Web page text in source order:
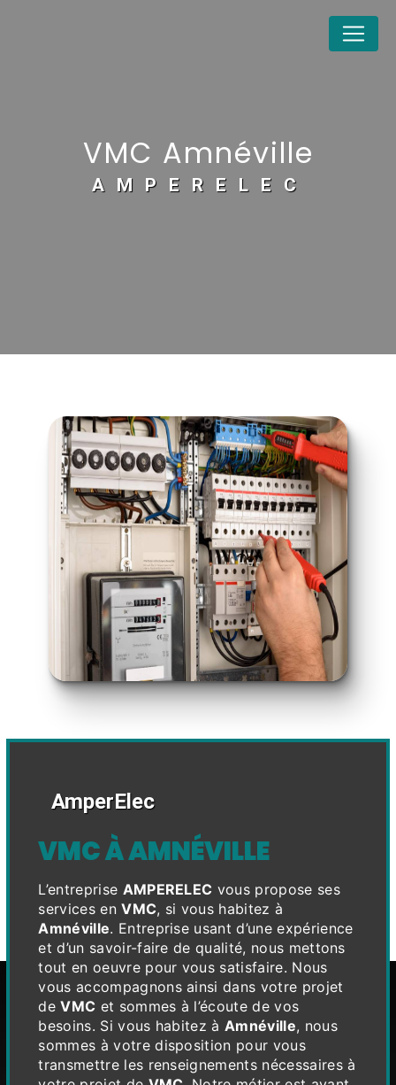
VMC Amnéville
AMPERELEC
AmperElec
VMC À AMNÉVILLE
L’entreprise AMPERELEC vous propose ses
services enVMC, si vous habitez à
Amnéville. Entreprise usant d’une expérience
et d’un savoir-faire de qualité, nous mettons
tout en oeuvre pour vous satisfaire. Nous
vous accompagnons ainsi dans votre projet
deVMC et sommes à l’écoute de vos
besoins. Si vous habitez àAmnéville, nous
sommes à votre disposition pour vous
transmettre les renseignements nécessaires à